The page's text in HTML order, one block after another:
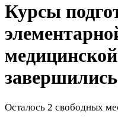
Курсы
Осталось 2 свободных